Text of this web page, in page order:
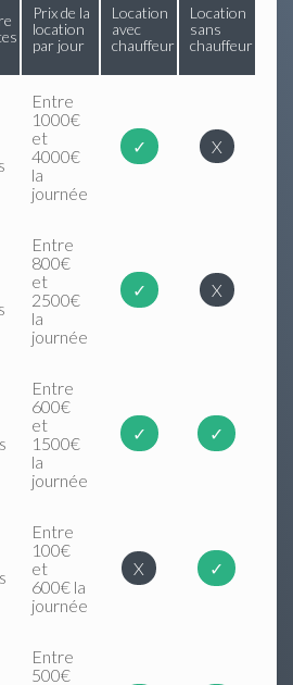
Prix de la
location
par jour
Location
avec
chauffeur
Location
sans
chauffeur
Entre
1000€
et
4000€
la
journée
✓ X
Entre
800€
et
2500€
la
journée
✓ X
Entre
600€
et
1500€
la
journée
✓ ✓
Entre
100€
et
600€ la
journée
X ✓
Entre
500€